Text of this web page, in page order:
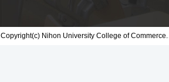
Copyright(c) Nihon University College of Commerce.